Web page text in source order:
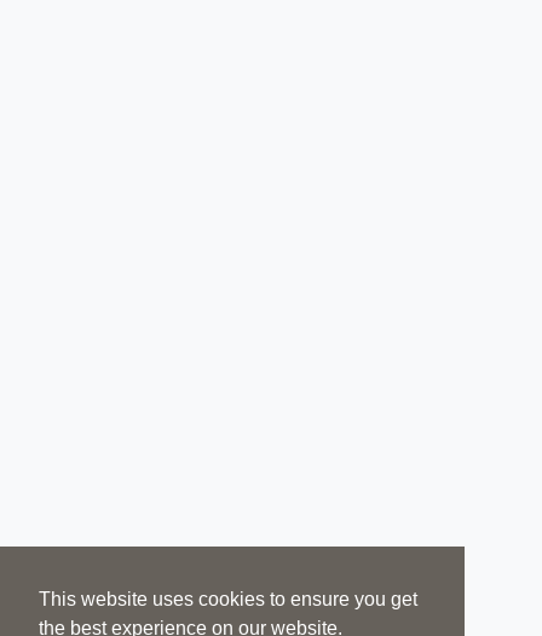
This website uses cookies to ensure you get
the best experience on our website.